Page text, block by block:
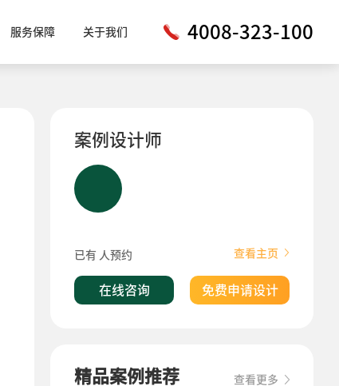
服务保障 关于我们 4008-323-100
案例设计师
已有 人预约 查看主页
在线咨询 免费申请设计
精品案例推荐 查看更多